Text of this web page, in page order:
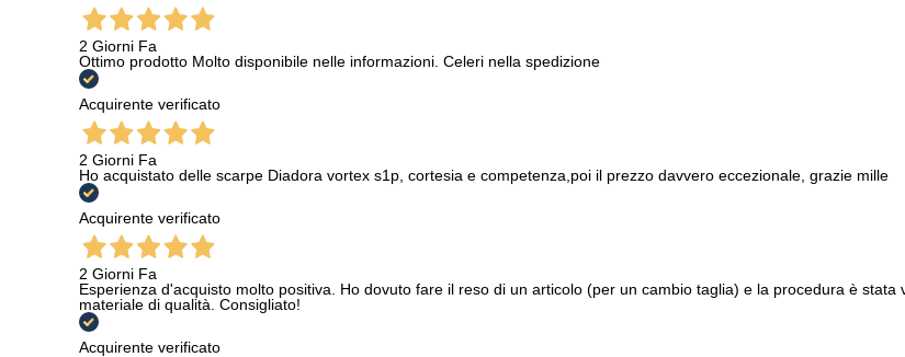
2 Giorni Fa
Ottimo prodotto Molto disponibile nelle informazioni. Celeri nella spedizione
Acquirente verificato
2 Giorni Fa
Ho acquistato delle scarpe Diadora vortex s1p, cortesia e competenza,poi il prezzo davvero eccezionale, grazie mille
Acquirente verificato
2 Giorni Fa
Esperienza d'acquisto molto positiva. Ho dovuto fare il reso di un articolo (per un cambio taglia) e la procedura è
materiale di qualità. Consigliato!
Acquirente verificato